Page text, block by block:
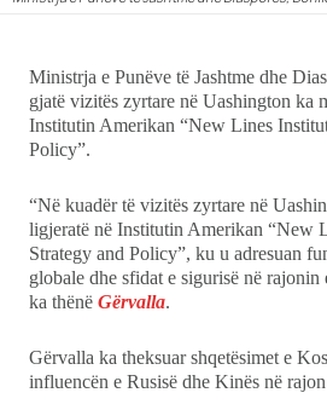
Ministrja e Punëve të Jashtme dhe
gjatë vizitës zyrtare në Uashington ka
Institutin Amerikan “New Lines
Policy”.
“Në kuadër të vizitës zyrtare në
ligjeratë në Institutin Amerikan “New
Strategy and Policy”, ku u adresuan
globale dhe sfidat e sigurisë në rajonin
ka thënë Gërvalla.
Gërvalla ka theksuar shqetësimet e
influencën e Rusisë dhe Kinës në